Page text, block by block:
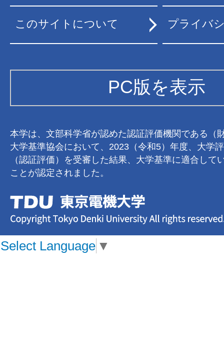
このサイトについて プライバ
PC版を表示
本学は、文部科学省が認めた認証評価機関である（
大学基準協会において、2023（令和5）年度、大学
（認証評価）を受審した結果、大学基準に適合して
ことが認定されました。
Select Language ▼